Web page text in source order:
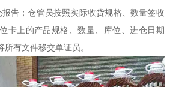
告；仓管员按照实际收货规格、数量签收
卡上的产品规格、数量、库位、进仓日期
有文件移交单证员。